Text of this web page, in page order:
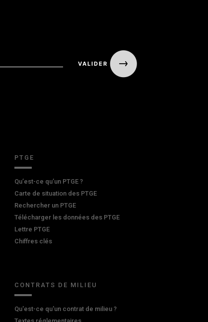
PTGE
Qu’est-ce qu’un PTGE ?
Carte de situation des PTGE
Rechercher un PTGE
Télécharger les données des PTGE
Lettre PTGE
Chiffres clés
CONTRATS DE MILIEU
Qu'est-ce qu'un contrat de milieu ?